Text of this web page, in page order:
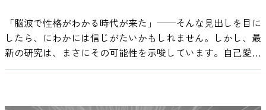
る要素として研究されています。音楽心理学の研究では、比
較的ゆったりとしたテンポの音楽が、リラックスした状態と
関連する可能性が報告されています。 レビュー研究では、
好みではなく、「今行っている作業が言語資源を使うかどう
か」で判断するのが合理的です。 ワーキングメモリについ
て、より詳しく知りたい方はこちら。 ・ワーキングメモリ
す。ADHDの研究では、注意の維持や動機づけに関わる神経
回路の特性が長年検討されてきました。 とくに注目されて
いるのが、報酬系と呼ばれる神経回路と、その中で重要な役
割を果たすドーパミンです。音楽がこの系に影響を与える可
こでは、ADHDと音刺激の関係を、脳の仕組みから整理しま
楽やテンポの速いポップ／ビート系の曲は、逆に覚醒を促し
てしまう可能性があるため、睡眠前の聴き方としては注意が
必要です。 このように、音楽が自律神経や脳波に働きかけ
る仕組みには複数の科学的知見があり、単なる気分転換では
単なる「音」以上のものとして、脳の複数の領域を同時に活
性化する刺激です。神経科学の研究では、音楽聴取が報酬
系・運動系・聴覚野・前頭前野・扁桃体など広範な脳領域に
影響を与えることがわかっています（Zatorre et al.,
2001）。 音楽を聴くと、ドーパミンが分泌され、脳の報酬
これは、快楽や動機づけに関与する神経系であり、「もっと
「脳波で性格がわかる時代が来た」──そんな見出しを目に
したら、にわかには信じがたいかもしれません。しかし、最
新の研究は、まさにその可能性を示唆しています。自己愛が
強い、いわゆる「ナルシシスト」かどうかが、脳波（EEG）